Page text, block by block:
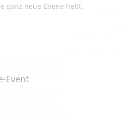
ganz neue Ebene hebt.
Event